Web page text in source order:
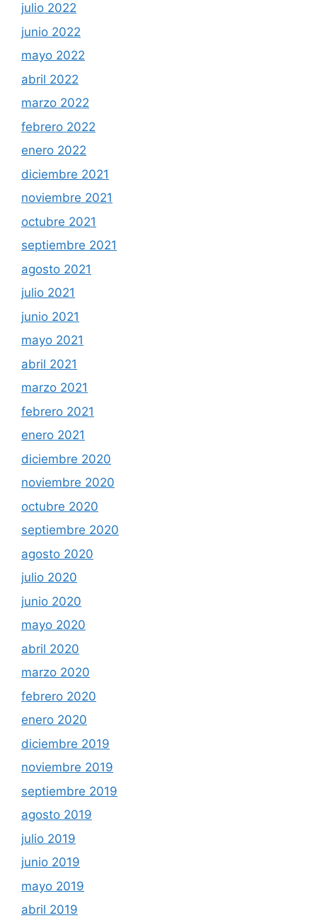
julio 2022
junio 2022
mayo 2022
abril 2022
marzo 2022
febrero 2022
enero 2022
diciembre 2021
noviembre 2021
octubre 2021
septiembre 2021
agosto 2021
julio 2021
junio 2021
mayo 2021
abril 2021
marzo 2021
febrero 2021
enero 2021
diciembre 2020
noviembre 2020
octubre 2020
septiembre 2020
agosto 2020
julio 2020
junio 2020
mayo 2020
abril 2020
marzo 2020
febrero 2020
enero 2020
diciembre 2019
noviembre 2019
septiembre 2019
agosto 2019
julio 2019
junio 2019
mayo 2019
abril 2019